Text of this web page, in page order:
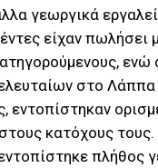
γεωργικά
είχαν πωλήσει
στο
εντοπίστηκαν
κατόχους τους.
πλήθος